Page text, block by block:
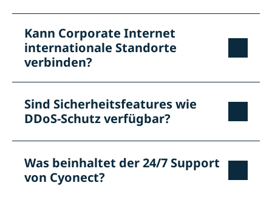
Kann Corporate Internet
internationale Standorte
verbinden?
Sind Sicherheitsfeatures wie
DDoS-Schutz verfügbar?
Was beinhaltet der 24/7 Support
von Cyonect?